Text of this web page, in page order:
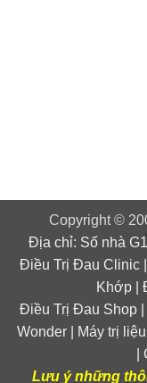
Copyright ©
Địa chỉ: Số nhà
Điều Trị Đau Clinic
Khớp|
Điều Trị Đau Shop
Wonder| Máy trị
Lưu ý những